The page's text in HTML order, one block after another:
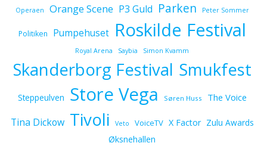
Operaen Orange Scene P3 Guld Parken Peter Sommer
Politiken Pumpehuset Roskilde Festival
Royal Arena Saybia Simon Kvamm
Skanderborg Festival Smukfest
Steppeulven Store Vega Søren Huss The Voice
Tina Dickow Tivoli Veto VoiceTV X Factor Zulu Awards
Øksnehallen